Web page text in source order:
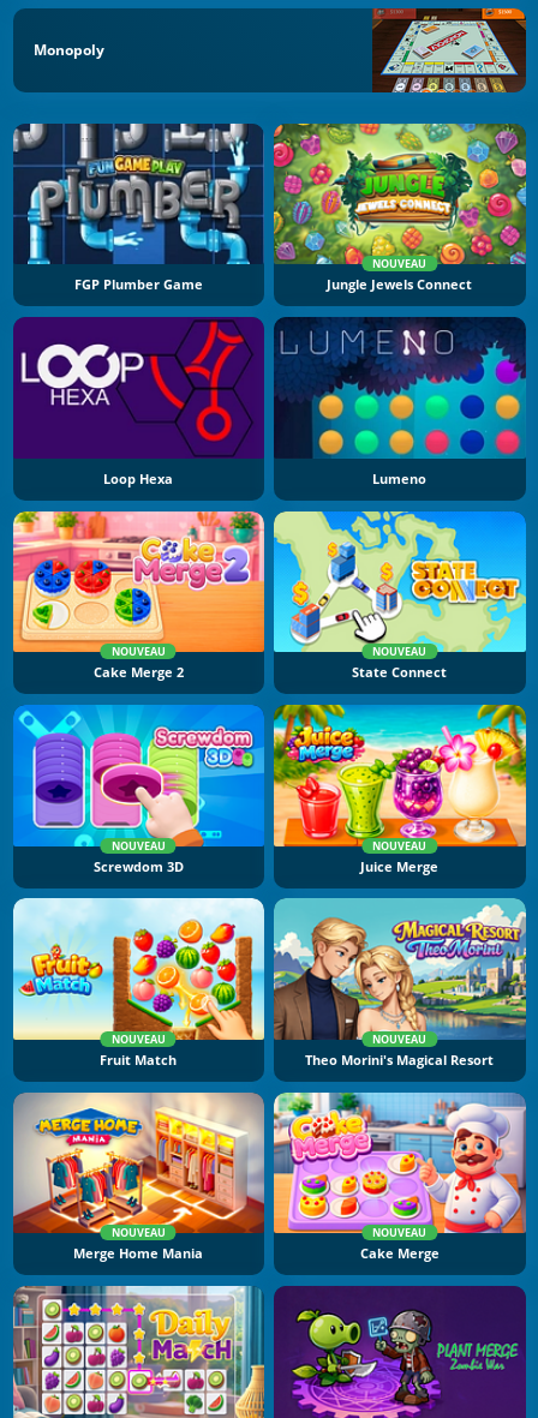
Monopoly
FGP Plumber Game
NOUVEAU
Jungle Jewels Connect
Loop Hexa Lumeno
NOUVEAU
Cake Merge 2
NOUVEAU
State Connect
NOUVEAU
Screwdom 3D
NOUVEAU
Juice Merge
NOUVEAU
Fruit Match
NOUVEAU
Theo Morini's Magical Resort
NOUVEAU
Merge Home Mania
NOUVEAU
Cake Merge